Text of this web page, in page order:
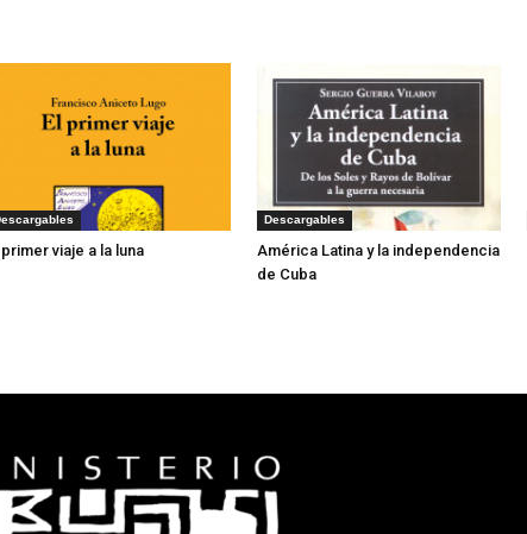
primer viaje a la luna
Descargables
América Latina y la independencia
de Cuba